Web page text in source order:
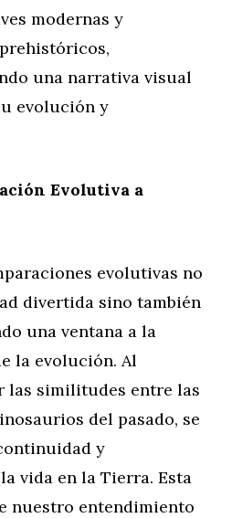
modernas y
una narrativa visual
evolución y
Evolutiva a
evolutivas no
divertida sino también
una ventana a la
la evolución. Al
las similitudes entre las
del pasado, se
y
vida en la Tierra. Esta
nuestro entendimiento